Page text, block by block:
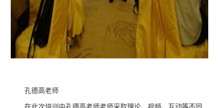
孔德高老师